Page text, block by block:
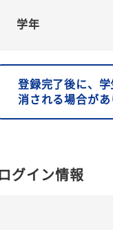
学年
登録完了後に、
消される場合があ
ログイン情報